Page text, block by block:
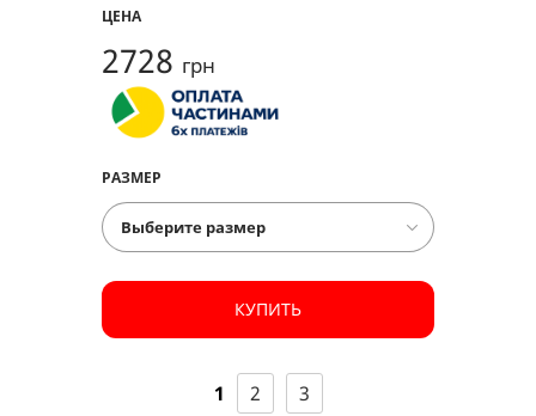
ЦЕНА
2728 грн
РАЗМЕР
КУПИТЬ
1 2 3